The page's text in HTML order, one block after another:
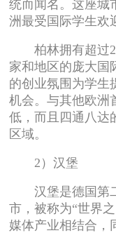
统而闻名。这座城
洲最受国际学生欢
柏林拥有超过20
家和地区的庞大国
的创业氛围为学生
机会。与其他欧洲
低，而且四通八达
区域。
2）汉堡
汉堡是德国第二
市，被称为“世界
媒体产业相结合，